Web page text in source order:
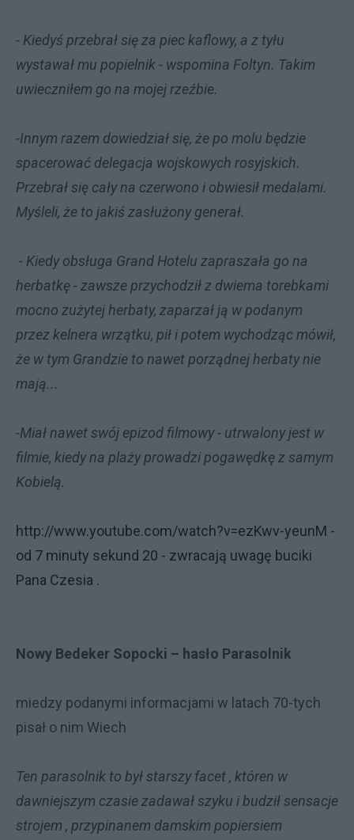
- Kiedyś przebrał się za piec kaflowy, a z tyłu
wystawał mu popielnik - wspomina Foltyn. Takim
uwieczniłem go na mojej rzeźbie.
-Innym razem dowiedział się, że po molu będzie
spacerować delegacja wojskowych rosyjskich.
Przebrał się cały na czerwono i obwiesił medalami.
Myśleli, że to jakiś zasłużony generał.
- Kiedy obsługa Grand Hotelu zapraszała go na
herbatkę - zawsze przychodził z dwiema torebkami
mocno zużytej herbaty, zaparzał ją w podanym
przez kelnera wrzątku, pił i potem wychodząc mówił,
że w tym Grandzie to nawet porządnej herbaty nie
mają...
-Miał nawet swój epizod filmowy - utrwalony jest w
filmie, kiedy na plaży prowadzi pogawędkę z samym
Kobielą.
http://www.youtube.com/watch?v=ezKwv-yeunM -
od 7 minuty sekund 20 - zwracają uwagę buciki
Pana Czesia .
Nowy Bedeker Sopocki – hasło Parasolnik
miedzy podanymi informacjami w latach 70-tych
pisał o nim Wiech
Ten parasolnik to był starszy facet , któren w
dawniejszym czasie zadawał szyku i budził sensacje
strojem , przypinanem damskim popiersiem